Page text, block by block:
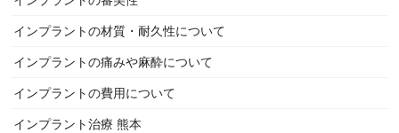
インプラントの材質・耐久性について
インプラントの痛みや麻酔について
インプラントの費用について
インプラント治療 熊本